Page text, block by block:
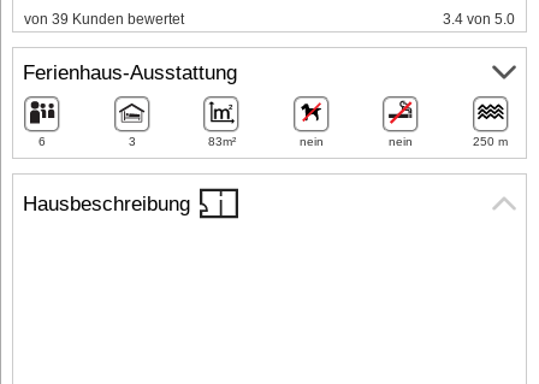
Hausbeschreibung
von 39 Kunden bewertet 3.4 von 5.0
Ferienhaus-Ausstattung
6 3 83m² nein nein 250 m